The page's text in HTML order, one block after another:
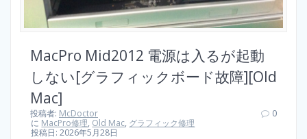
MacPro Mid2012 電源は入るが起動
しない[グラフィックボード故障][Old
Mac]
投稿者: McDoctor
に MacPro修理, Old Mac, グラフィック修理
投稿日: 2026年5月28日
0